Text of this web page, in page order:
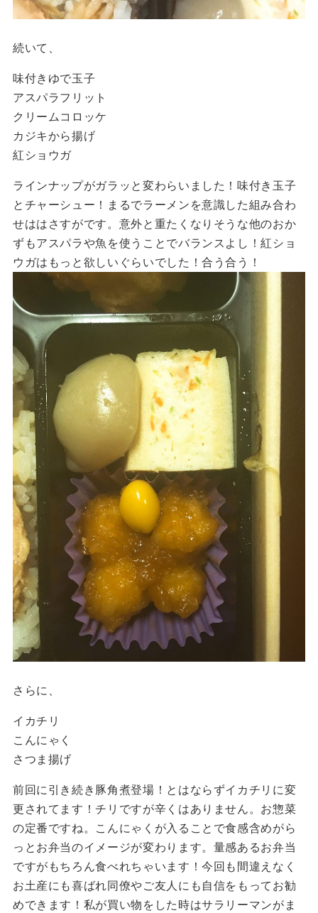
続いて、
味付きゆで玉子
アスパラフリット
クリームコロッケ
カジキから揚げ
紅ショウガ
ラインナップがガラッと変わらいました！味付き玉子
とチャーシュー！まるでラーメンを意識した組み合わ
せははさすがです。意外と重たくなりそうな他のおか
ずもアスパラや魚を使うことでバランスよし！紅ショ
ウガはもっと欲しいぐらいでした！合う合う！
さらに、
イカチリ
こんにゃく
さつま揚げ
前回に引き続き豚角煮登場！とはならずイカチリに変
更されてます！チリですが辛くはありません。お惣菜
の定番ですね。こんにゃくが入ることで食感含めがら
っとお弁当のイメージが変わります。量感あるお弁当
ですがもちろん食べれちゃいます！今回も間違えなく
お土産にも喜ばれ同僚やご友人にも自信をもってお勧
めできます！私が買い物をした時はサラリーマンがま